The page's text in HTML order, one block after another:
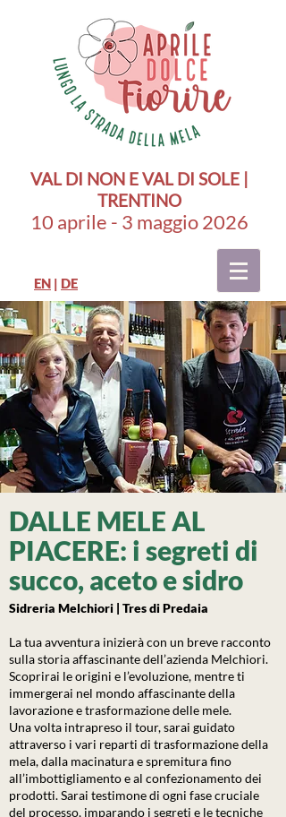
VAL DI NON E VAL DI SOLE |
TRENTINO
10 aprile - 3 maggio 2026
EN | DE
DALLE MELE AL
PIACERE: i segreti di
succo, aceto e sidro
Sidreria Melchiori | Tres di Predaia
La tua avventura inizierà con un breve racconto
sulla storia affascinante dell’azienda Melchiori.
Scoprirai le origini e l’evoluzione, mentre ti
immergerai nel mondo affascinante della
lavorazione e trasformazione delle mele.
Una volta intrapreso il tour, sarai guidato
attraverso i vari reparti di trasformazione della
mela, dalla macinatura e spremitura fino
all’imbottigliamento e al confezionamento dei
prodotti. Sarai testimone di ogni fase cruciale
del processo, imparando i segreti e le tecniche